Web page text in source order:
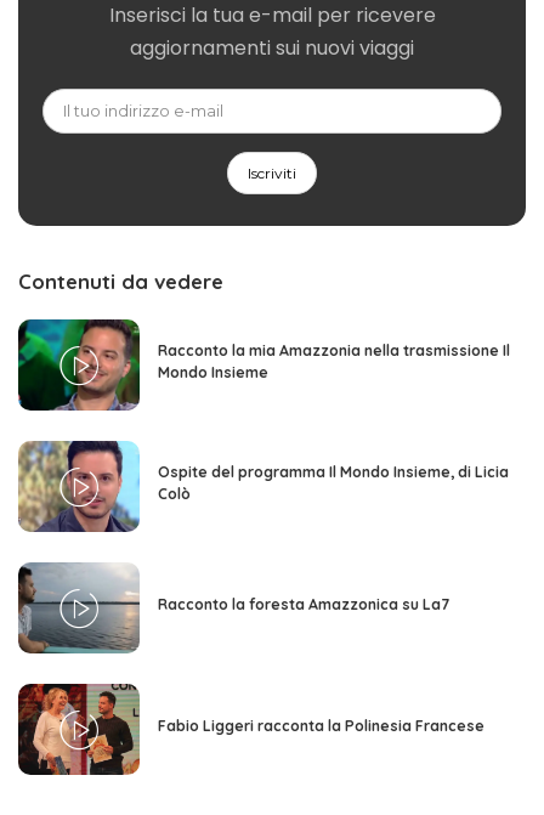
Inserisci la tua e-mail per ricevere
aggiornamenti sui nuovi viaggi
Contenuti da vedere
Racconto la mia Amazzonia nella trasmissione Il
Mondo Insieme
Ospite del programma Il Mondo Insieme, di Licia
Colò
Racconto la foresta Amazzonica su La7
Fabio Liggeri racconta la Polinesia Francese